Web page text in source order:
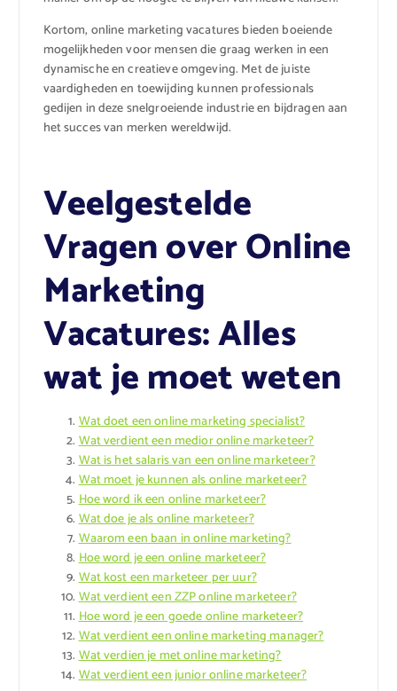
Kortom, online marketing vacatures bieden boeiende
mogelijkheden voor mensen die graag werken in een
dynamische en creatieve omgeving. Met de juiste
vaardigheden en toewijding kunnen professionals
gedijen in deze snelgroeiende industrie en bijdragen aan
het succes van merken wereldwijd.
Veelgestelde
Vragen over Online
Marketing
Vacatures: Alles
wat je moet weten
Wat doet een online marketing specialist?
Wat verdient een medior online marketeer?
Wat is het salaris van een online marketeer?
Wat moet je kunnen als online marketeer?
Hoe word ik een online marketeer?
Wat doe je als online marketeer?
Waarom een baan in online marketing?
Hoe word je een online marketeer?
Wat kost een marketeer per uur?
Wat verdient een ZZP online marketeer?
Hoe word je een goede online marketeer?
Wat verdient een online marketing manager?
Wat verdien je met online marketing?
Wat verdient een junior online marketeer?